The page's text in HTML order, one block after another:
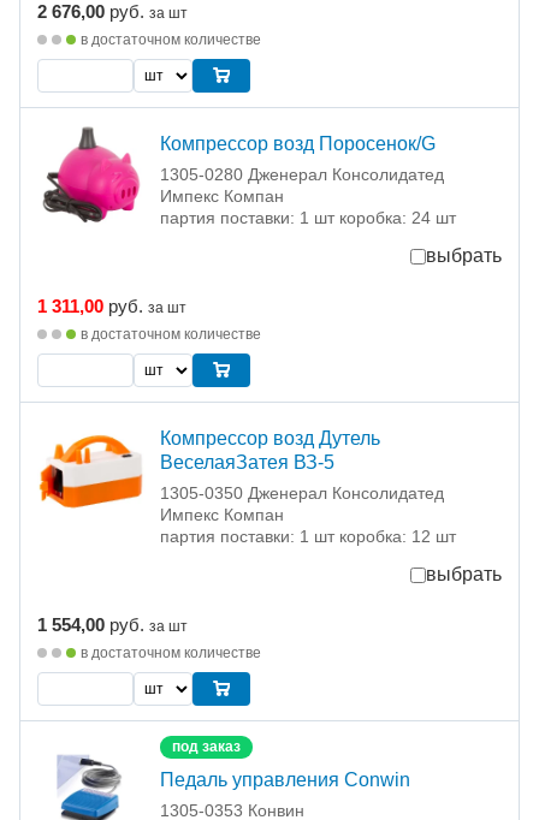
2 676,00 руб. за шт
в достаточном количестве
Компрессор возд Поросенок/G
1305-0280 Дженерал Консолидатед
Импекс Компан
партия поставки: 1 шт коробка: 24 шт
выбрать
1 311,00 руб. за шт
в достаточном количестве
Компрессор возд Дутель
ВеселаяЗатея ВЗ-5
1305-0350 Дженерал Консолидатед
Импекс Компан
партия поставки: 1 шт коробка: 12 шт
выбрать
1 554,00 руб. за шт
в достаточном количестве
под заказ
Педаль управления Conwin
1305-0353 Конвин